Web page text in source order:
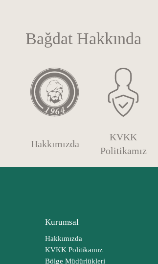
Bağdat Hakkında
Hakkımızda
KVKK
Politikamız
Kurumsal
Hakkımızda
KVKK Politikamız
Bölge Müdürlükleri